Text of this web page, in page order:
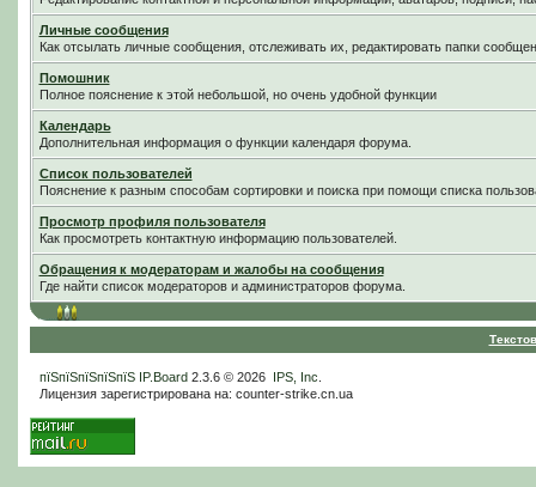
Личные сообщения
Как отсылать личные сообщения, отслеживать их, редактировать папки
Помошник
Полное пояснение к этой небольшой, но очень удобной функции
Календарь
Дополнительная информация о функции календаря форума.
Список пользователей
Пояснение к разным способам сортировки и поиска при помощи списка
Просмотр профиля пользователя
Как просмотреть контактную информацию пользователей.
Обращения к модераторам и жалобы на сообщения
Где найти список модераторов и администраторов форума.
пїЅпїЅпїЅпїЅпїЅ IP.Board2.3.6 © 2026 IPS, Inc
Лицензия зарегистрирована на: counter-strike.cn.ua